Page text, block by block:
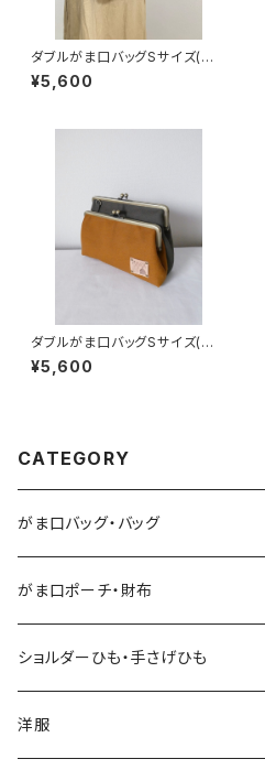
ダブルがま口バッグSサイズ(刺
繍サークルレース/ブルー) 持ち
手別売り
¥5,600
ダブルがま口バッグSサイズ(キャ
メル×カーキー) 持ち手別売り
¥5,600
CATEGORY
がま口バッグ・バッグ
がま口ポーチ・財布
ショルダーひも・手さげひも
洋服